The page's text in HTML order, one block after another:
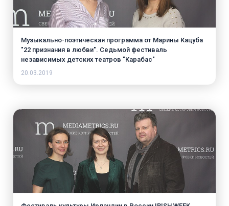
Музыкально-поэтическая программа от Марины Кацуба
"22 признания в любви". Седьмой фестиваль
независимых детских театров "Карабас"
20.03.2019